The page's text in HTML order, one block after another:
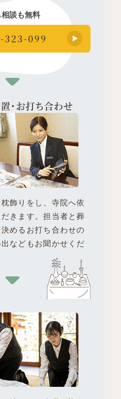
談も無料
323-099
・お打ち合わせ
飾りをし、寺院へ依
きます。担当者と葬
めるお打ち合わせの
などもお聞かせくだ